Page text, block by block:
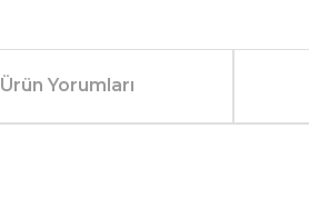
Ürün Yorumları